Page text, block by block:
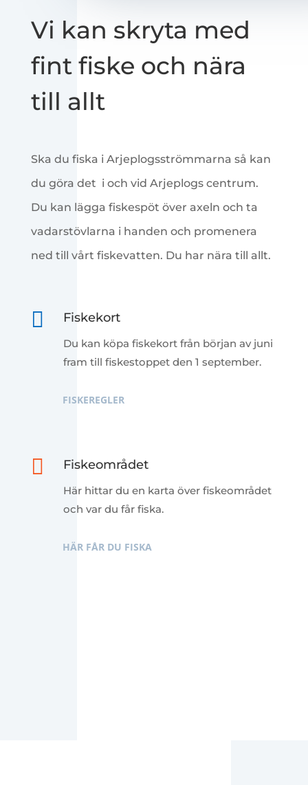
Vi kan skryta med
fint fiske och nära
till allt
Ska du fiska i Arjeplogsströmmarna så kan
du göra det i och vid Arjeplogs centrum.
Du kan lägga fiskespöt över axeln och ta
vadarstövlarna i handen och promenera
ned till vårt fiskevatten. Du har nära till allt.
 Fiskekort
Du kan köpa fiskekort från början av juni
fram till fiskestoppet den 1 september.
FISKEREGLER
 Fiskeområdet
Här hittar du en karta över fiskeområdet
och var du får fiska.
HÄR FÅR DU FISKA